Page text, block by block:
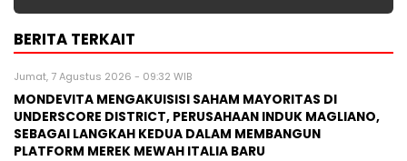
BERITA TERKAIT
Jumat, 7 Agustus 2026 - 09:32 WIB
MONDEVITA MENGAKUISISI SAHAM MAYORITAS DI
UNDERSCORE DISTRICT, PERUSAHAAN INDUK MAGLIANO,
SEBAGAI LANGKAH KEDUA DALAM MEMBANGUN
PLATFORM MEREK MEWAH ITALIA BARU